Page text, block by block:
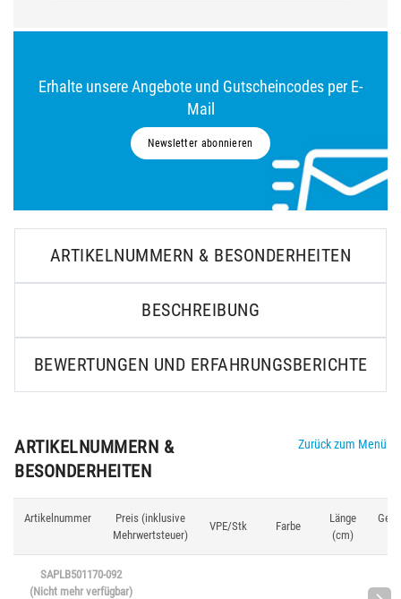
Erhalte unsere Angebote und Gutscheincodes per E-
Mail
Newsletter abonnieren
ARTIKELNUMMERN & BESONDERHEITEN
BESCHREIBUNG
BEWERTUNGEN UND ERFAHRUNGSBERICHTE
ARTIKELNUMMERN &
BESONDERHEITEN
Zurück zum Menü
Artikelnummer
Preis (inklusive
Mehrwertsteuer)
VPE/Stk Farbe
Länge
(cm)
SAPLB501170-092
(Nicht mehr verfügbar)